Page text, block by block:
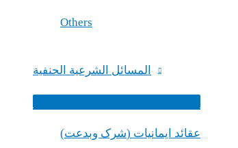
Others
المسائل الشرعیة الحنفية
(شرک وبدعت) عقائد ایمانیات